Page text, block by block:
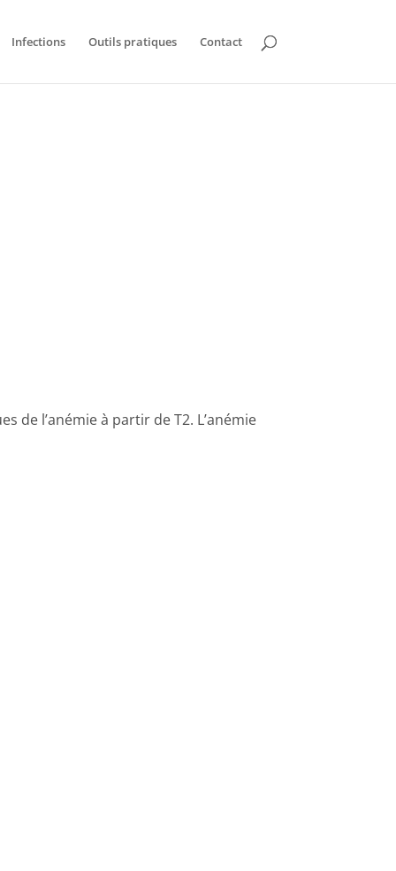
Infections Outils pratiques Contact
de l’anémie à partir de T2. L’anémie